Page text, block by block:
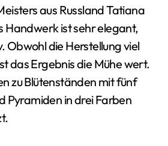
aus Russland Tatiana
Handwerk ist sehr elegant,
Obwohl die Herstellung viel
das Ergebnis die Mühe wert.
zu Blütenständen mit fünf
Pyramiden in drei Farben